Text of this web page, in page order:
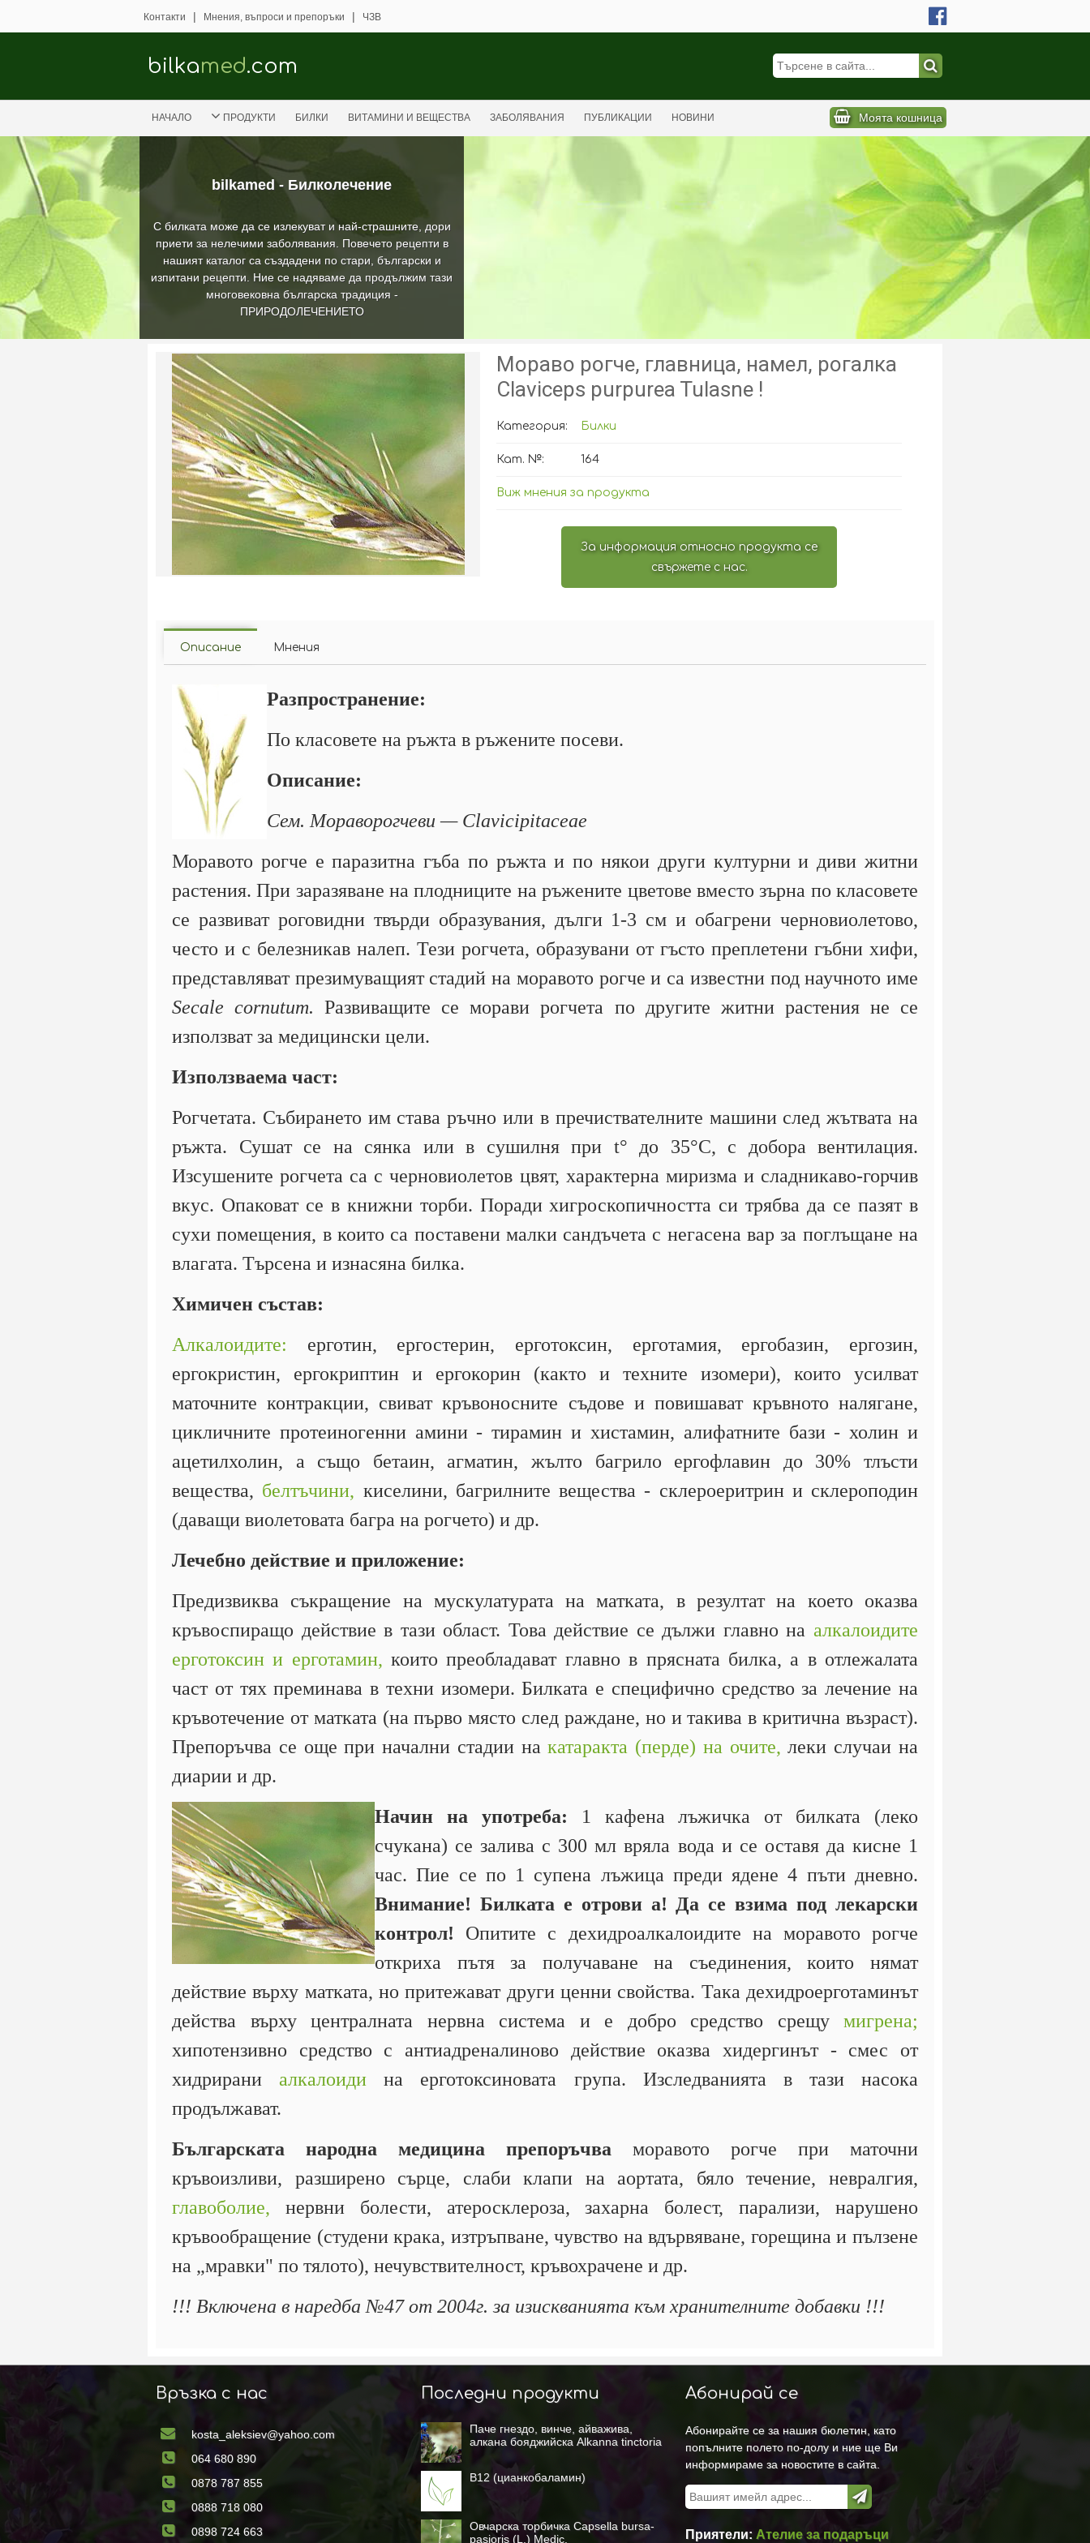
bilkamed - Билколечение
С билката може да се излекуват и най-страшните, дори
приети за нелечими заболявания. Повечето рецепти в
нашият каталог са създадени по стари, български и
изпитани рецепти. Ние се надяваме да продължим тази
многовековна българска традиция -
ПРИРОДОЛЕЧЕНИЕТО
Контакти | Мнения, въпроси и препоръки | ЧЗВ
bilkamed.com
НАЧАЛО ПРОДУКТИ БИЛКИ ВИТАМИНИ И ВЕЩЕСТВА ЗАБОЛЯВАНИЯ ПУБЛИКАЦИИ НОВИНИ Моята кошница
Мораво рогче, главница, намел, рогалка
Claviceps purpurea Tulasne !
Категория: Билки
Кат. №: 164
Виж мнения за продукта
За информация относно продукта се
свържете с нас.
Описание Мнения
Разпространение:
По класовете на ръжта в ръжените посеви.
Описание:
Сем. Мораворогчеви — Clavicipitaceae
Моравото рогче е паразитна гъба по ръжта и по някои други културни и диви житни
растения. При заразяване на плодниците на ръжените цветове вместо зърна по класовете
се развиват роговидни твърди образувания, дълги 1-3 см и обагрени черновиолетово,
често и с белезникав налеп. Тези рогчета, образувани от гъсто преплетени гъбни хифи,
представляват презимуващият стадий на моравото рогче и са известни под научното име
Secale cornutum. Развиващите се морави рогчета по другите житни растения не се
използват за медицински цели.
Използваема част:
Рогчетата. Събирането им става ръчно или в пречиствателните машини след жътвата на
ръжта. Сушат се на сянка или в сушилня при t° до 35°С, с добора вентилация.
Изсушените рогчета са с черновиолетов цвят, характерна миризма и сладникаво-горчив
вкус. Опаковат се в книжни торби. Поради хигроскопичността си трябва да се пазят в
сухи помещения, в които са поставени малки сандъчета с негасена вар за поглъщане на
влагата. Търсена и изнасяна билка.
Химичен състав:
Алкалоидите: ерготин, ергостерин, ерготоксин, ерготамия, ергобазин, ергозин,
ергокристин, ергокриптин и ергокорин (както и техните изомери), които усилват
маточните контракции, свиват кръвоносните съдове и повишават кръвното налягане,
цикличните протеиногенни амини - тирамин и хистамин, алифатните бази - холин и
ацетилхолин, а също бетаин, агматин, жълто багрило ергофлавин до 30% тлъсти
вещества, белтъчини, киселини, багрилните вещества - склероеритрин и склероподин
(даващи виолетовата багра на рогчето) и др.
Лечебно действие и приложение:
Предизвиква съкращение на мускулатурата на матката, в резултат на което оказва
кръвоспиращо действие в тази област. Това действие се дължи главно на алкалоидите
ерготоксин и ерготамин, които преобладават главно в прясната билка, а в отлежалата
част от тях преминава в техни изомери. Билката е специфично средство за лечение на
кръвотечение от матката (на първо място след раждане, но и такива в критична възраст).
Препоръчва се още при начални стадии накатаракта (перде) на очите, леки случаи на
диарии и др.
Начин на употреба: 1 кафена лъжичка от билката (леко
счукана) се залива с 300 мл вряла вода и се оставя да кисне 1
час. Пие се по 1 супена лъжица преди ядене 4 пъти дневно.
Внимание! Билката е отрови а! Да се взима под лекарски
контрол! Опитите с дехидроалкалоидите на моравото рогче
откриха пътя за получаване на съединения, които нямат
действие върху матката, но притежават други ценни свойства. Така дехидроерготаминът
действа върху централната нервна система и е добро средство срещу мигрена;
хипотензивно средство с антиадреналиново действие оказва хидергинът - смес от
хидрирани алкалоиди на ерготоксиновата група. Изследванията в тази насока
продължават.
Българската народна медицина препоръчва моравото рогче при маточни
кръвоизливи, разширено сърце, слаби клапи на аортата, бяло течение, невралгия,
главоболие, нервни болести, атеросклероза, захарна болест, парализи, нарушено
кръвообращение (студени крака, изтръпване, чувство на вдървяване, горещина и пълзене
на „мравки" по тялото), нечувствителност, кръвохрачене и др.
!!! Включена в наредба №47 от 2004г. за изискванията към хранителните добавки !!!
Връзка с нас
kosta_aleksiev@yahoo.com
064 680 890
0878 787 855
0888 718 080
0898 724 663
Последни продукти
Паче гнездо, винче, айважива,
алкана бояджийска Alkanna tinctoria
B12 (цианкобаламин)
Овчарска торбичка Capsella bursa-
pasioris (L.) Medic.
Абонирай се
Абонирайте се за нашия бюлетин, като
попълните полето по-долу и ние ще Ви
информираме за новостите в сайта.
Приятели: Ателие за подаръци